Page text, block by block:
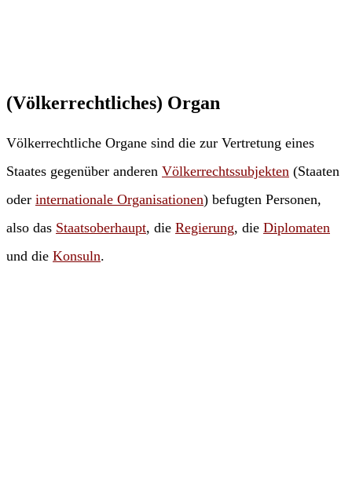
(Völkerrechtliches) Organ
Völkerrechtliche Organe sind die zur Vertretung eines
Staates gegenüber anderen Völkerrechtssubjekten (Staaten
oder internationale Organisationen) befugten Personen,
also das Staatsoberhaupt, die Regierung, die Diplomaten
und die Konsuln.